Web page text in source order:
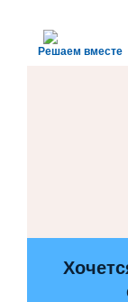
Решаем вместе